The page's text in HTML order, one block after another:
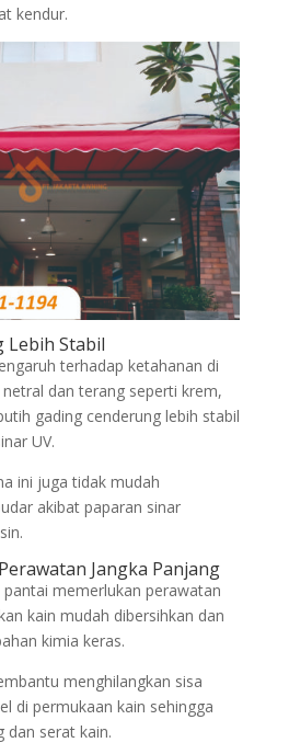
kendur.
Lebih Stabil
terhadap ketahanan di
dan terang seperti krem,
gading cenderung lebih stabil
UV.
ini juga tidak mudah
akibat paparan sinar
Jangka Panjang
memerlukan perawatan
kain mudah dibersihkan dan
kimia keras.
menghilangkan sisa
di permukaan kain sehingga
dan serat kain.